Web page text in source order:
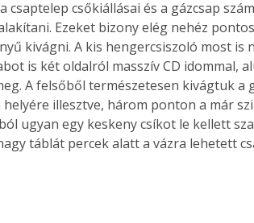
csaptelep csőkiállásai és a gázcsap
Ezeket bizony elég nehéz
kivágni. A kis hengercsiszoló most is
is két oldalról masszív CD idommal,
A felsőből természetesen kivágtuk a
helyére illesztve, három ponton a már
ugyan egy keskeny csíkot le kellett
táblát percek alatt a vázra lehetett